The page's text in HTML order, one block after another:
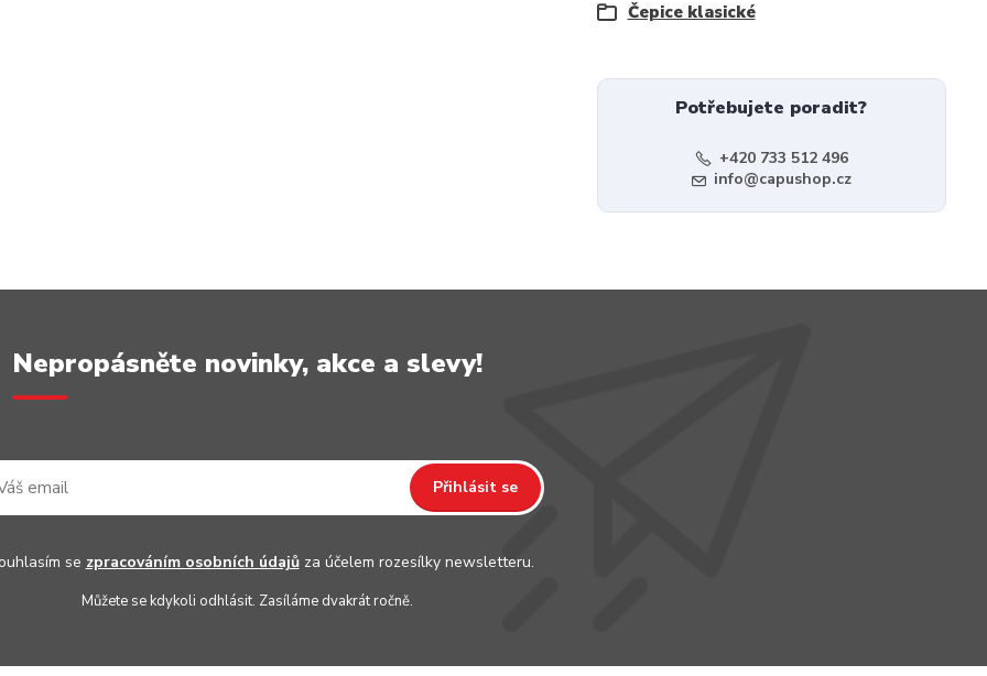
Čepice klasické
Potřebujete poradit?
+420 733 512 496
info@capushop.cz
Nepropásněte novinky, akce a slevy!
Přihlásit se
se zpracováním osobních údajůza účelem rozesílky newsletteru.
Můžete se kdykoli odhlásit. Zasíláme dvakrát ročně.